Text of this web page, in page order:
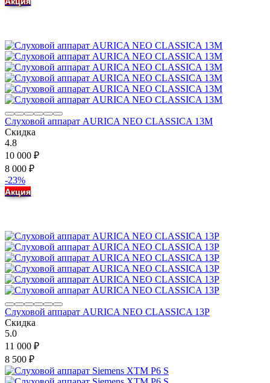
Слуховой аппарат AURICA NEO CLASSICA 13M
Скидка
4.8
10 000 ₽
8 000 ₽
-23%
Акция
Слуховой аппарат AURICA NEO CLASSICA 13P
Скидка
5.0
11 000 ₽
8 500 ₽